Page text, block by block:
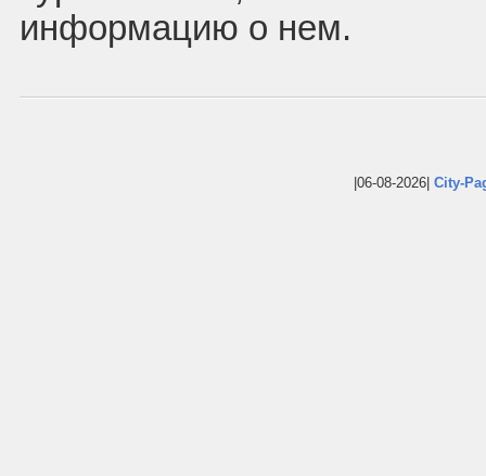
информацию о нем.
|06-08-2026| City-